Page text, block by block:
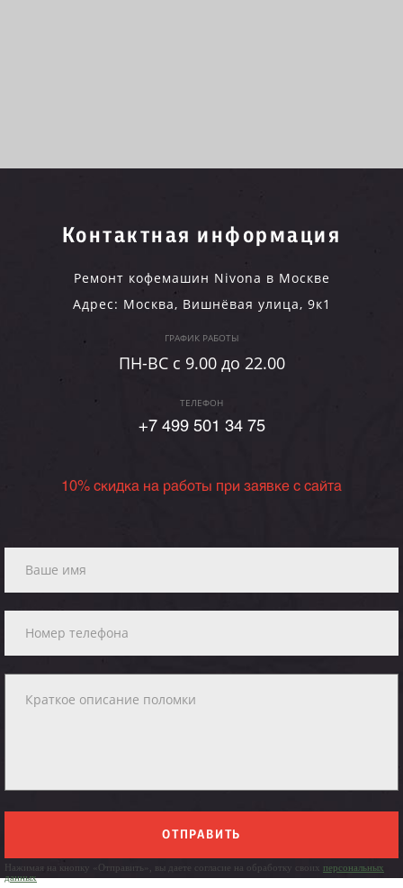
Контактная информация
Ремонт кофемашин Nivona в Москве
Адрес: Москва, Вишнёвая улица, 9к1
ГРАФИК РАБОТЫ
ПН-ВC c 9.00 до 22.00
ТЕЛЕФОН
+7 499 501 34 75
10% скидка на работы при заявке с сайта
ОТПРАВИТЬ
Нажимая на кнопку «Отправить», вы даете согласие на обработку своих персональных
данных